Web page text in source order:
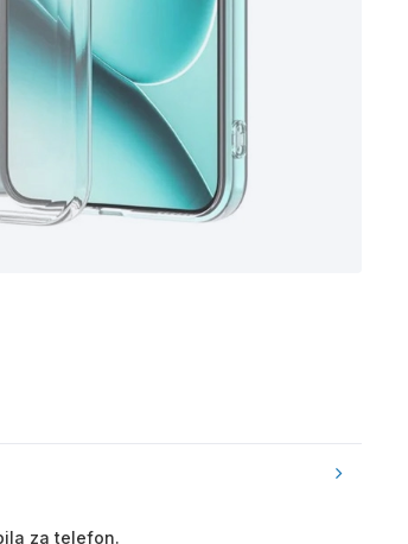
za telefon.